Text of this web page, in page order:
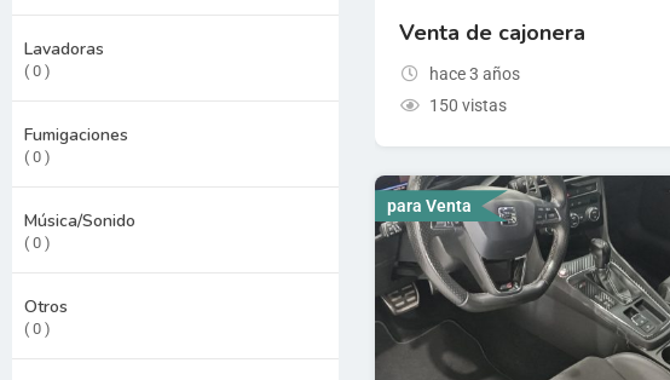
Lavadoras
( 0 )
Fumigaciones
( 0 )
Música/Sonido
( 0 )
Otros
( 0 )
Venta de cajonera
hace 3 años
150 vistas
para Venta